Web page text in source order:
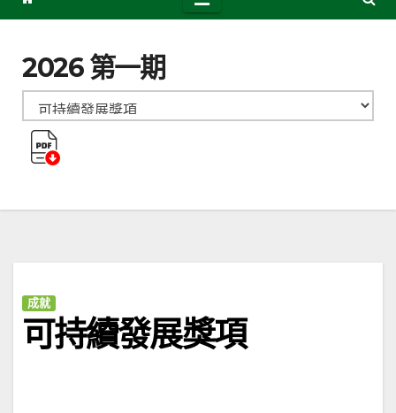
2026 第一期
成就
可持續發展獎項